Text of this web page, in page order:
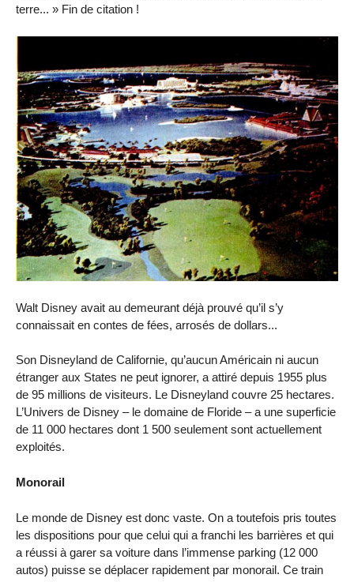
terre... » Fin de citation !
Walt Disney avait au demeurant déjà prouvé qu’il s’y
connaissait en contes de fées, arrosés de dollars...
Son Disneyland de Californie, qu’aucun Américain ni aucun
étranger aux States ne peut ignorer, a attiré depuis 1955 plus
de 95 millions de visiteurs. Le Disneyland couvre 25 hectares.
L’Univers de Disney – le domaine de Floride – a une superficie
de 11 000 hectares dont 1 500 seulement sont actuellement
exploités.
Monorail
Le monde de Disney est donc vaste. On a toutefois pris toutes
les dispositions pour que celui qui a franchi les barrières et qui
a réussi à garer sa voiture dans l’immense parking (12 000
autos) puisse se déplacer rapidement par monorail. Ce train